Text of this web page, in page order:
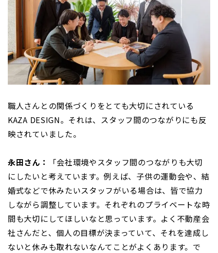
職人さんとの関係づくりをとても大切にされている
KAZA DESIGN。それは、スタッフ間のつながりにも反
映されていました。
永田さん：
「会社環境やスタッフ間のつながりも大切
にしたいと考えています。例えば、子供の運動会や、結
婚式などで休みたいスタッフがいる場合は、皆で協力
しながら調整しています。それぞれのプライベートな時
間も大切にしてほしいなと思っています。よく不動産会
社さんだと、個人の目標が決まっていて、それを達成し
ないと休みも取れないなんてことがよくあります。で